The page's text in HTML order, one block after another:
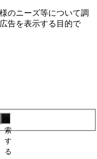
のニーズ等について調
告を表⽰する⽬的で
索
す
る